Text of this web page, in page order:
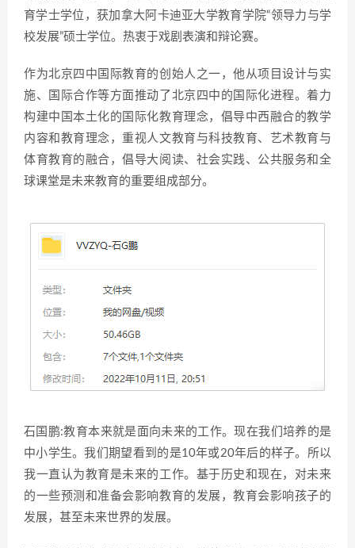
育学士学位，获加拿大阿卡迪亚大学教育学院“领导力与学
校发展”硕士学位。热衷于戏剧表演和辩论赛。
作为北京四中国际教育的创始人之一，他从项目设计与实
施、国际合作等方面推动了北京四中的国际化进程。着力
构建中国本土化的国际化教育理念，倡导中西融合的教学
内容和教育理念，重视人文教育与科技教育、艺术教育与
体育教育的融合，倡导大阅读、社会实践、公共服务和全
球课堂是未来教育的重要组成部分。
石国鹏:教育本来就是面向未来的工作。现在我们培养的是
中小学生。我们期望看到的是10年或20年后的样子。所以
我一直认为教育是未来的工作。基于历史和现在，对未来
的一些预测和准备会影响教育的发展，教育会影响孩子的
发展，甚至未来世界的发展。